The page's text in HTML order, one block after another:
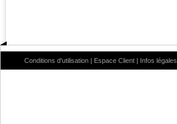
Conditions d'utilisation | Espace Client | Infos légales